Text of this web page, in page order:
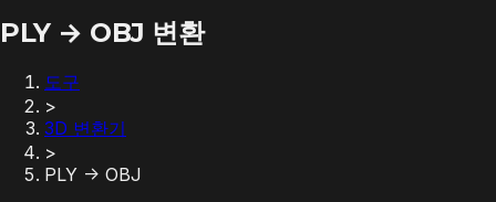
PLY → OBJ 변환
도구
>
3D 변환기
>
PLY -> OBJ